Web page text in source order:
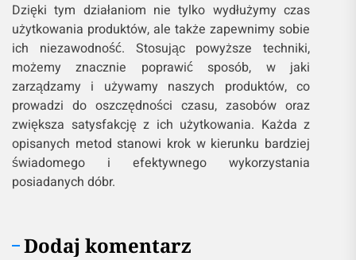
Dzięki tym działaniom nie tylko wydłużymy czas
użytkowania produktów, ale także zapewnimy sobie
ich niezawodność. Stosując powyższe techniki,
możemy znacznie poprawić sposób, w jaki
zarządzamy i używamy naszych produktów, co
prowadzi do oszczędności czasu, zasobów oraz
zwiększa satysfakcję z ich użytkowania. Każda z
opisanych metod stanowi krok w kierunku bardziej
świadomego i efektywnego wykorzystania
posiadanych dóbr.
Dodaj komentarz